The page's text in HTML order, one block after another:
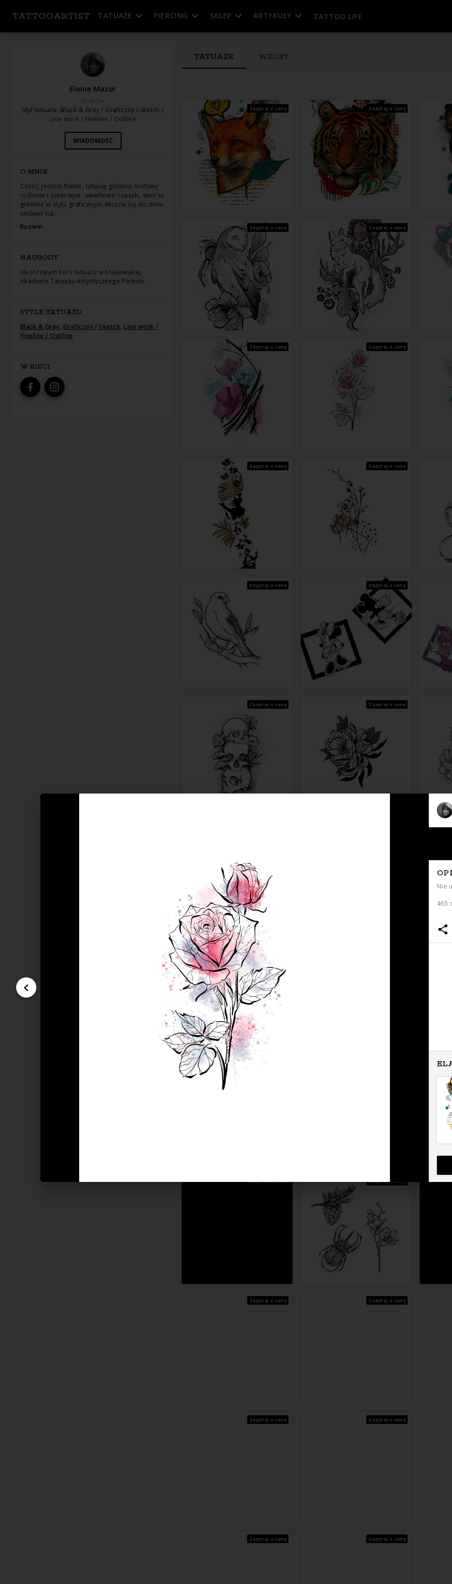
TATTOOARTIST TATUAŻE PIERCING SKLEP ARTYKUŁY TATTOO LIFE
Elaine Mazur
Kraków
Styl tatuażu: Black & Grey / Graficzny / Sketch /
Line work / Fineline / Outline
WIADOMOŚĆ
O MNIE
Cześć, jestem Elaine, tatuuję głównie motywy
roślinne i zwierzęce, uwielbiam czaszki, tworzę
głównie w stylu graficznym. Można się do mnie
umówić na…
Rozwiń
NAGRODY
Ukończyłam kurs tatuażu w krakowskiej
Akademii Tatuażu Artystycznego Paredo.
STYLE TATUAŻU
Black & Grey, Graficzny / Sketch, Line work /
Fineline / Outline
W SIECI
TATUAŻE WZORY
Zapytaj o cenę Zapytaj o cenę
Zapytaj o cenę Zapytaj o cenę
Zapytaj o cenę Zapytaj o cenę
Zapytaj o cenę Zapytaj o cenę
Zapytaj o cenę Zapytaj o cenę
Zapytaj o cenę Zapytaj o cenę
Zapytaj o cenę
Zapytaj o cenę
Zapytaj o cenę Zapytaj o cenę
Zapytaj o cenę Zapytaj o cenę
Zapytaj o cenę Zapytaj o cenę
Zapytaj o cenę Zapytaj o cenę
Nie
465